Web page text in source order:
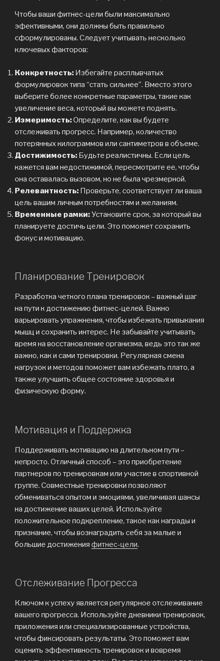
Чтобы ваши фитнес-цели были максимально
эфективными, они должны быть правильно
сформулированы. Следует учитывать несколько
ключевых факторов:
Конкретность: Избегайте расплывчатых
формулировок типа “стать сильнее”. Вместо этого
выберите более конкретные параметры, такие как
увеличение веса, который вы можете поднять.
Измеримость:Определите, как вы будете
отслеживать прогресс. Например, количество
потерянных килограммов или сантиметров в объеме.
Достижимость: Будьте реалистичны. Если цель
кажется вам недостижимой, пересмотрите ее, чтобы
она оставалась вызовом, но не была чрезмерной.
Релевантность: Проверьте, соответствует ли ваша
цель вашим личным потребностям и желаниям.
Временные рамки: Установите срок, за который вы
планируете достичь цели. Это поможет сохранить
фокус и мотивацию.
Планирование Тренировок
Разработка четкого плана тренировок – важный шаг
на пути к достижению фитнес-целей. Важно
варьировать упражнения, чтобы избежать привыкания
мышц и сохранить интерес. Не забывайте учитывать
время на восстановление организма, ведь это так же
важно, как и сами тренировки. Регулярная смена
нагрузок и методов поможет вам избежать плато, а
также улучшить общее состояние здоровья и
физическую форму.
Мотивация и Поддержка
Поддерживать мотивацию на длительном пути –
непросто. Отличный способ – это приобретение
партнеров по тренировкам или участие в спортивной
группе. Совместные тренировки позволяют
обмениваться опытом и эмоциями, увеличивая шансы
на достижение ваших целей. Используйте
положительное подкрепление, такое как награды и
признание, чтобы вознаградить себя за малые и
большие достижения фитнес-цели.
Отслеживание Прогресса
Ключом к успеху является регулярное отслеживание
вашего прогресса. Используйте дневники тренировок,
приложения или специализированные устройства,
чтобы фиксировать результаты. Это поможет вам
оценить эффективность тренировок и вовремя